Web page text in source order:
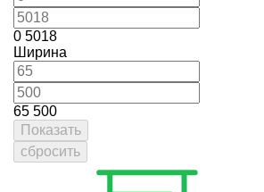
0 5018
Ширина
65 500
Показать
сбросить